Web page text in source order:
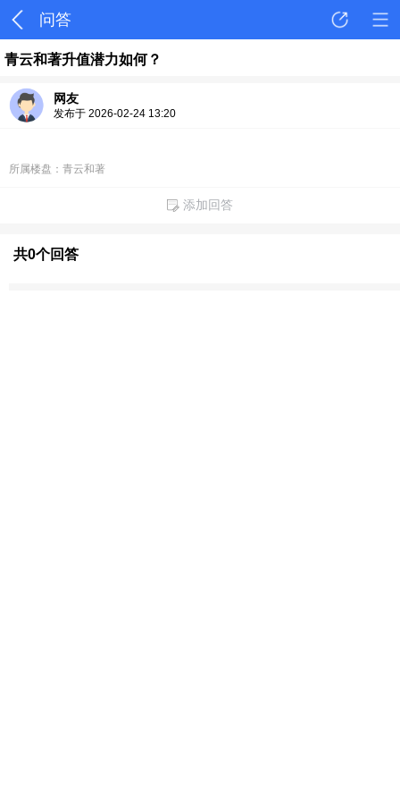
问答
青云和著升值潜力如何？
网友
发布于 2026-02-24 13:20
所属楼盘：青云和著
添加回答
共0个回答